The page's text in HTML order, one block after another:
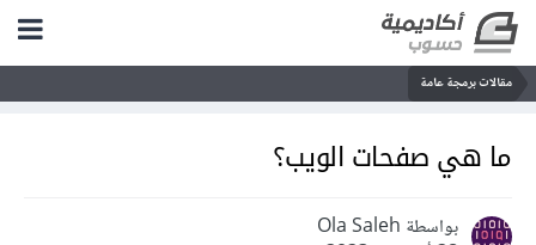
مقالات برمجة عامة
ما هي صفحات الويب؟
بواسطة Ola Saleh